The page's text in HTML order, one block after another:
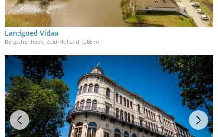
Landgoed Vidaa
Bergschenhoek, Zuid-Holland, (26km)